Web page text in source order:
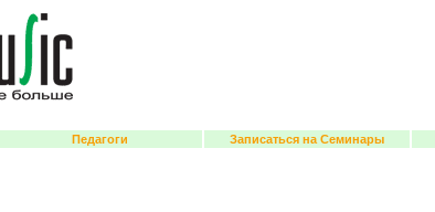
Педагоги Записаться на Семинары